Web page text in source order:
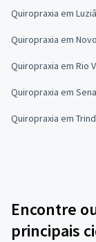
Quiropraxia em
Quiropraxia em
Quiropraxia em Rio
Quiropraxia em
Quiropraxia em
Encontre
principais